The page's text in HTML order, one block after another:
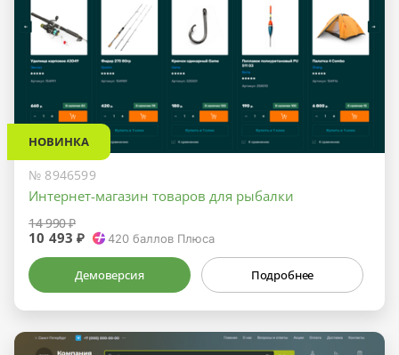
НОВИНКА
№ 8946599
Интернет-магазин товаров для рыбалки
14 990 ₽
10 493 ₽ 420баллов Плюса
Демоверсия Подробнее